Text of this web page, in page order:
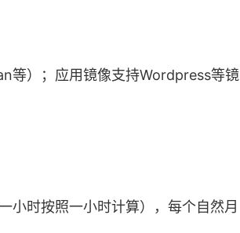
等）；应用镜像支持Wordpress等镜
小时按照一小时计算），每个自然月